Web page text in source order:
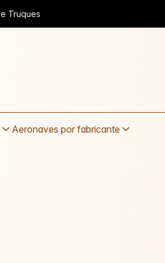
Truques
Aeronaves por fabricante